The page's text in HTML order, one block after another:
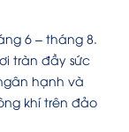
6 – tháng 8.
tràn đầy sức
hạnh và
khí trên đảo